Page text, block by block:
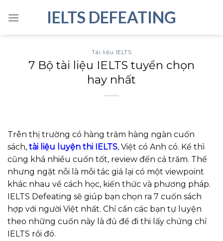
IELTS DEFEATING
Tài liệu IELTS
7 Bộ tài liệu IELTS tuyển chọn
hay nhất
Trên thị trường có hàng trăm hàng ngàn cuốn
sách, tài liệu luyện thi IELTS, Việt có Anh có. Kể thì
cũng khá nhiều cuốn tốt, review đến cả trăm. Thế
nhưng ngặt nỗi là mỗi tác giả lại có một viewpoint
khác nhau về cách học, kiến thức và phương pháp.
IELTS Defeating sẽ giúp bạn chọn ra 7 cuốn sách
hợp với người Việt nhất. Chỉ cần các bạn tự luyện
theo những cuốn này là đủ để đi thi lấy chứng chỉ
IELTS rồi đó.